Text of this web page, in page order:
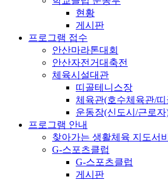
현황
게시판
프로그램 접수
안산마라톤대회
안산자전거대축전
체육시설대관
띠골테니스장
체육관(호수체육관/
운동장(신도시/근로자
프로그램 안내
찾아가는 생활체육 지도서
G-스포츠클럽
G-스포츠클럽
게시판